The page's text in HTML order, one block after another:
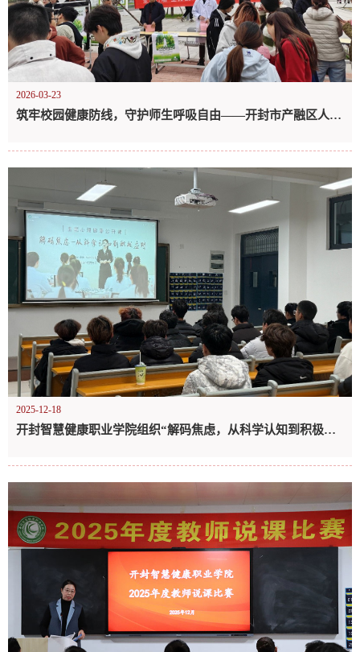
2026-03-23
筑牢校园健康防线，守护师生呼吸自由——开封市产融区人民医院到我校开展“肺结核病防治知识进校园”专题宣传活动
2025-12-18
开封智慧健康职业学院组织“解码焦虑，从科学认知到积极应对”心理健康公开课收看活动